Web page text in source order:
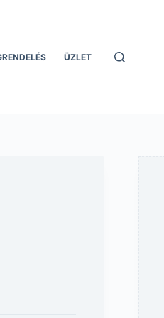
ÜZLET